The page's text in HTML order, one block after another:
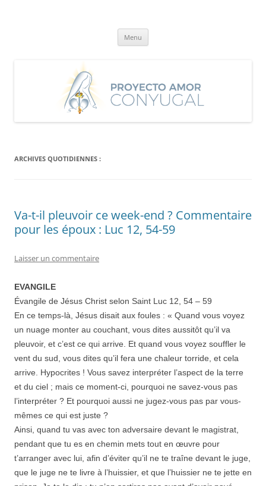
Menu
ARCHIVES QUOTIDIENNES :
Va-t-il pleuvoir ce week-end ? Commentaire
pour les époux : Luc 12, 54-59
Laisser un commentaire
EVANGILE
Évangile de Jésus Christ selon Saint Luc 12, 54 – 59
En ce temps-là, Jésus disait aux foules : « Quand vous voyez
un nuage monter au couchant, vous dites aussitôt qu’il va
pleuvoir, et c’est ce qui arrive. Et quand vous voyez souffler le
vent du sud, vous dites qu’il fera une chaleur torride, et cela
arrive. Hypocrites ! Vous savez interpréter l’aspect de la terre
et du ciel ; mais ce moment-ci, pourquoi ne savez-vous pas
l’interpréter ? Et pourquoi aussi ne jugez-vous pas par vous-
mêmes ce qui est juste ?
Ainsi, quand tu vas avec ton adversaire devant le magistrat,
pendant que tu es en chemin mets tout en œuvre pour
t’arranger avec lui, afin d’éviter qu’il ne te traîne devant le juge,
que le juge ne te livre à l’huissier, et que l’huissier ne te jette en